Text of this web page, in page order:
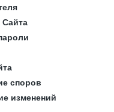
споров
изменений